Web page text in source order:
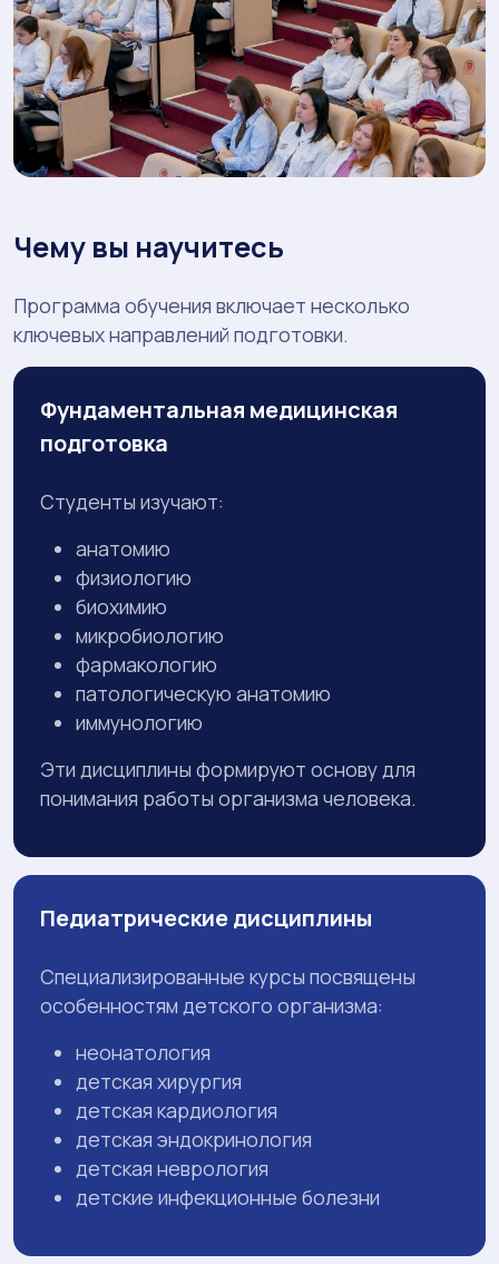
Чему вы научитесь
Программа обучения включает несколько
ключевых направлений подготовки.
Фундаментальная медицинская
подготовка
Студенты изучают:
анатомию
физиологию
биохимию
микробиологию
фармакологию
патологическую анатомию
иммунологию
Эти дисциплины формируют основу для
понимания работы организма человека.
Педиатрические дисциплины
Специализированные курсы посвящены
особенностям детского организма:
неонатология
детская хирургия
детская кардиология
детская эндокринология
детская неврология
детские инфекционные болезни